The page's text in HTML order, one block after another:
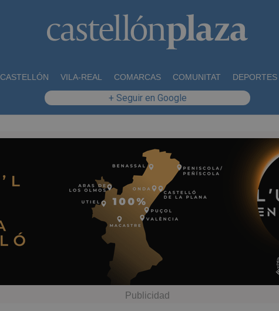
CASTELLÓN VILA-REAL COMARCAS COMUNITAT DEPORTES
+ Seguir en Google